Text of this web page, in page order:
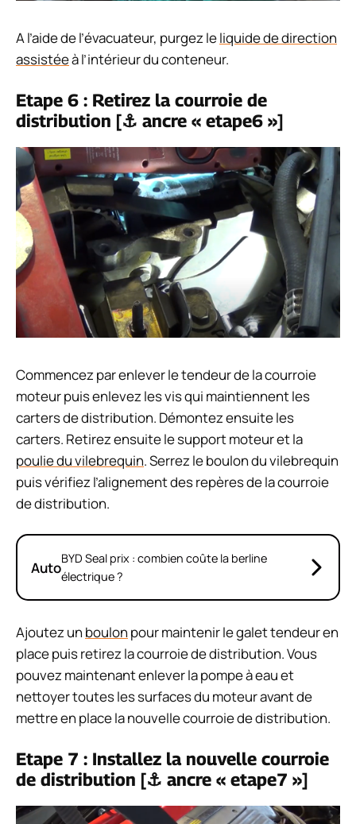
A l’aide de l’évacuateur, purgez leliquide de direction
assistéeà l’intérieur du conteneur.
Etape 6 : Retirez la courroie de
distribution [⚓ ancre « etape6 »]
Commencez par enlever le tendeur de la courroie
moteur puis enlevez les vis qui maintiennent les
carters de distribution. Démontez ensuite les
carters. Retirez ensuite le support moteur et la
poulie du vilebrequin. Serrez le boulon du vilebrequin
puis vérifiez l’alignement des repères de la courroie
de distribution.
AutoBYD Seal prix : combien coûte la berline
électrique ?
Ajoutez un boulon pour maintenir le galet tendeur en
place puis retirez la courroie de distribution. Vous
pouvez maintenant enlever la pompe à eau et
nettoyer toutes les surfaces du moteur avant de
mettre en place la nouvelle courroie de distribution.
Etape 7 : Installez la nouvelle courroie
de distribution [⚓ ancre « etape7 »]